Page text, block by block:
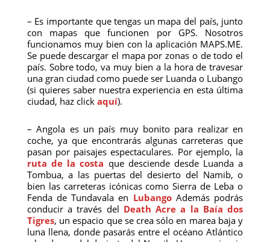
– Es importante que tengas un mapa del país, junto
con mapas que funcionen por GPS. Nosotros
funcionamos muy bien con la aplicación MAPS.ME.
Se puede descargar el mapa por zonas o de todo el
país. Sobre todo, va muy bien a la hora de travesar
una gran ciudad como puede ser Luanda o Lubango
(si quieres saber nuestra experiencia en esta última
ciudad, haz click aquí).
– Angola es un país muy bonito para realizar en
coche, ya que encontrarás algunas carreteras que
pasan por paisajes espectaculares. Por ejemplo, la
ruta de la costa que desciende desde Luanda a
Tombua, a las puertas del desierto del Namib, o
bien las carreteras icónicas como Sierra de Leba o
Fenda de Tundavala en LubangoAdemás podrás
conducir a través del Death Acre a la Baía dos
Tigres, un espacio que se crea sólo en marea baja y
luna llena, donde pasarás entre el océano Atlántico